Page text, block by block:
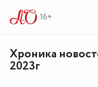
16+
Хроника
2023г